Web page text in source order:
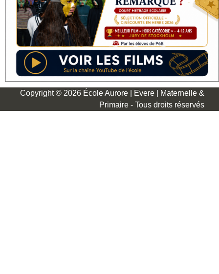
Copyright © 2026 École Aurore | Evere | Maternelle &
Primaire - Tous droits réservés